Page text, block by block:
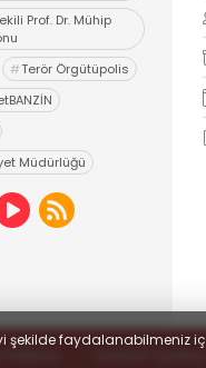
Prof. Dr. Mühip
#Terör Örgütüpolis
Müdürlüğü
madde ticareti
şekilde faydalanabilmeniz